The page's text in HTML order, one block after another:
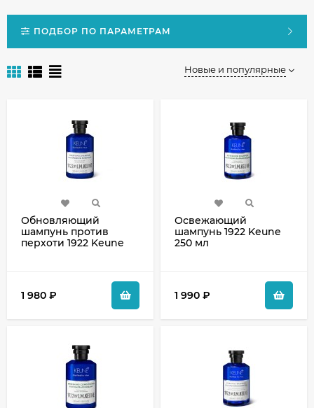
ПОДБОР ПО ПАРАМЕТРАМ
Новые и популярные
Обновляющий
шампунь против
перхоти 1922 Keune
1 980 ₽
Освежающий
шампунь 1922 Keune
250 мл
1 990 ₽